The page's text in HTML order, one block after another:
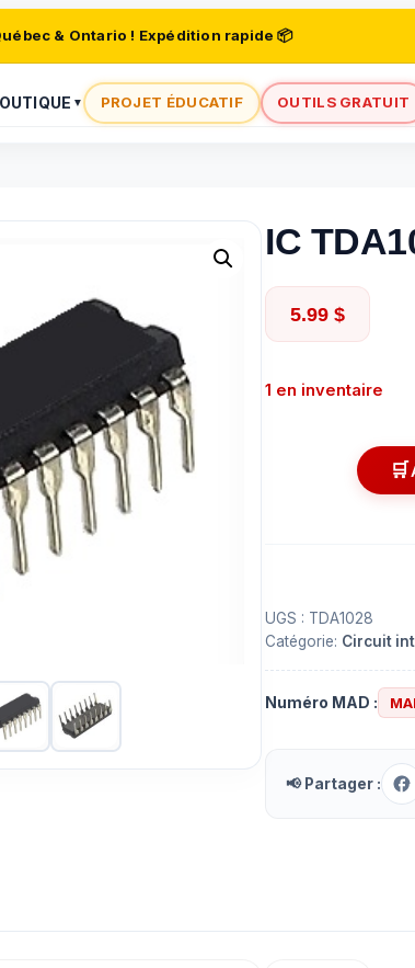
& Ontario ! Expédition rapide 📦
▼ PROJET ÉDUCATIF OUTILS GRATUIT
IC
5.99 $
1 en inventaire
UGS : TDA1028
Catégorie: Circuit
Numéro MAD :
📢 Partager :